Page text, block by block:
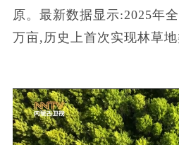
原。最新数据显示:2025年
万亩,历史上首次实现林草地